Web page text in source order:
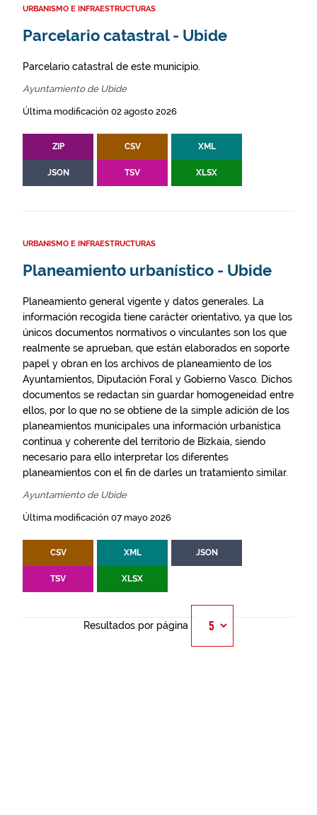
URBANISMO E INFRAESTRUCTURAS
Parcelario catastral - Ubide
Parcelario catastral de este municipio.
Ayuntamiento de Ubide
Última modificación 02 agosto 2026
ZIP CSV XML
JSON TSV XLSX
URBANISMO E INFRAESTRUCTURAS
Planeamiento urbanístico - Ubide
Planeamiento general vigente y datos generales. La
información recogida tiene carácter orientativo, ya que los
únicos documentos normativos o vinculantes son los que
realmente se aprueban, que están elaborados en soporte
papel y obran en los archivos de planeamiento de los
Ayuntamientos, Diputación Foral y Gobierno Vasco. Dichos
documentos se redactan sin guardar homogeneidad entre
ellos, por lo que no se obtiene de la simple adición de los
planeamientos municipales una información urbanística
continua y coherente del territorio de Bizkaia, siendo
necesario para ello interpretar los diferentes
planeamientos con el fin de darles un tratamiento similar.
Ayuntamiento de Ubide
Última modificación 07 mayo 2026
CSV XML JSON
TSV XLSX
Resultados por página